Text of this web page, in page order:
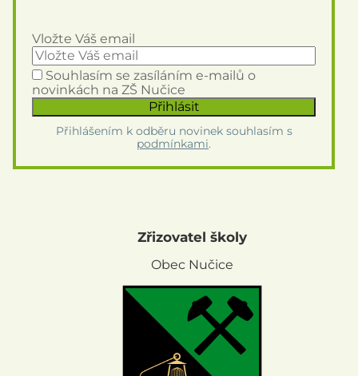
Vložte Váš email
Souhlasím se zasíláním e-mailů o
novinkách na ZŠ Nučice
Přihlášením k odběru novinek souhlasím s
podmínkami.
Zřizovatel školy
Obec Nučice